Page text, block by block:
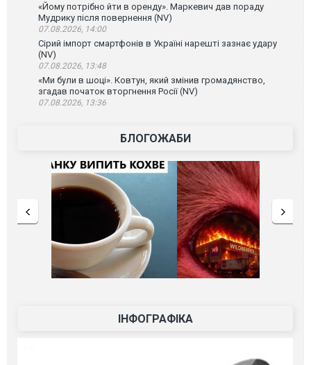
«Йому потрібно йти в оренду». Маркевич дав пораду
Мудрику після повернення (NV)
07.08.2026, 14:00
Сірий імпорт смартфонів в Україні нарешті зазнає удару
(NV)
07.08.2026, 13:48
«Ми були в шоці». Ковтун, який змінив громадянство,
згадав початок вторгнення Росії (NV)
07.08.2026, 13:36
БЛОГОЖАБИ
ІНФОГРАФІКА